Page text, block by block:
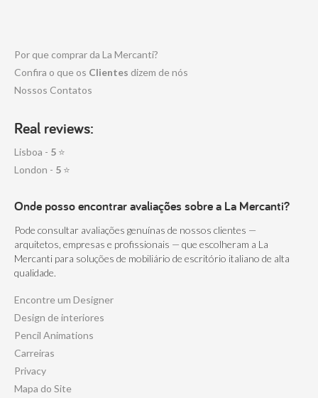
Por que comprar da La Mercanti?
Confira o que os Clientes dizem de nós
Nossos Contatos
Real reviews:
Lisboa - 5 ⭐
London - 5 ⭐
Onde posso encontrar avaliações sobre a La Mercanti?
Pode consultar avaliações genuínas de nossos clientes —
arquitetos, empresas e profissionais — que escolheram a La
Mercanti para soluções de mobiliário de escritório italiano de alta
qualidade.
Encontre um Designer
Design de interiores
Pencil Animations
Carreiras
Privacy
Mapa do Site